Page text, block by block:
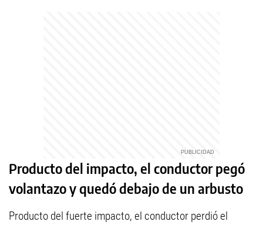
Producto del impacto, el conductor pegó
volantazo y quedó debajo de un arbusto
Producto del fuerte impacto, el conductor perdió el